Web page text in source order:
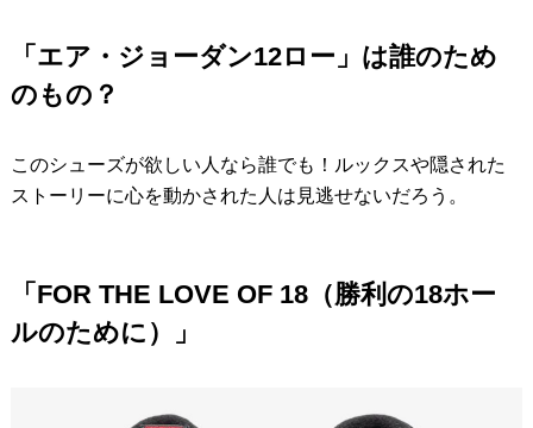
「エア・ジョーダン12ロー」は誰のため
のもの？
このシューズが欲しい人なら誰でも！ルックスや隠された
ストーリーに心を動かされた人は見逃せないだろう。
「FOR THE LOVE OF 18（勝利の18ホー
ルのために）」